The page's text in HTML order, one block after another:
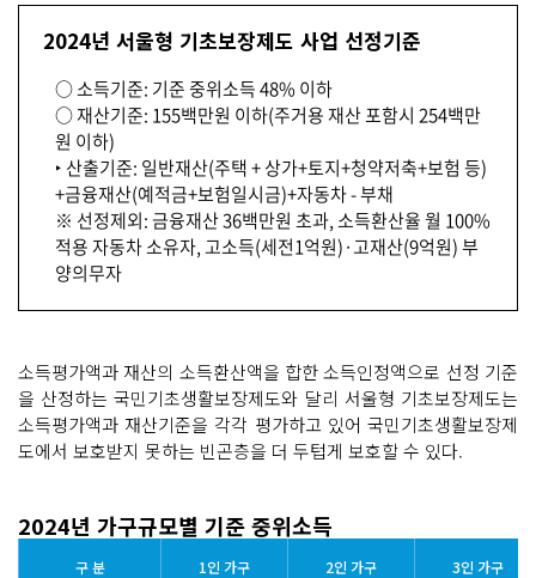
2024년 서울형 기초보장제도 사업 선정기준
○ 소득기준: 기준 중위소득 48% 이하
○ 재산기준: 155백만원 이하(주거용 재산 포함시 254백만
원 이하)
‣ 산출기준: 일반재산(주택 + 상가+토지+청약저축+보험 등)
+금융재산(예적금+보험일시금)+자동차 - 부채
※ 선정제외: 금융재산 36백만원 초과, 소득환산율 월 100%
적용 자동차 소유자, 고소득(세전1억원)·고재산(9억원) 부
양의무자
소득평가액과 재산의 소득환산액을 합한 소득인정액으로 선정 기준
을 산정하는 국민기초생활보장제도와 달리 서울형 기초보장제도는
소득평가액과 재산기준을 각각 평가하고 있어 국민기초생활보장제
도에서 보호받지 못하는 빈곤층을 더 두텁게 보호할 수 있다.
2024년 가구규모별 기준 중위소득
구 분 1인 가구 2인 가구 3인 가구